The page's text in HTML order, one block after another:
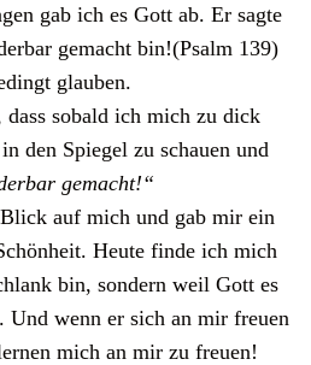
gab ich es Gott ab. Er sagte
gemacht bin!(Psalm 139)
glauben.
sobald ich mich zu dick
den Spiegel zu schauen und
gemacht!“
auf mich und gab mir ein
Heute finde ich mich
bin, sondern weil Gott es
Und wenn er sich an mir freuen
mich an mir zu freuen!